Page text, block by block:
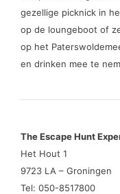
gezellige picknick in
op de loungeboot of
op het
en drinken mee te
The Escape Hunt
Het Hout 1
9723 LA – Groningen
Tel: 050-8517800